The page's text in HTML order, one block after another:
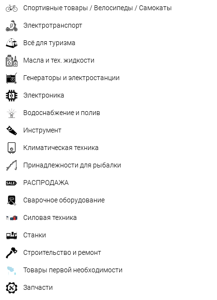
Спортивные товары / Велосипеды / Самокаты
Электротранспорт
Всё для туризма
Масла и тех. жидкости
Генераторы и электростанции
Электроника
Водоснабжение и полив
Инструмент
Климатическая техника
Принадлежности для рыбалки
РАСПРОДАЖА
Сварочное оборудование
Силовая техника
Станки
Строительство и ремонт
Товары первой необходимости
Запчасти